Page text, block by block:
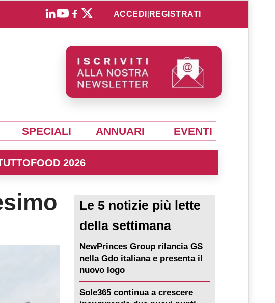
ACCEDI REGISTRATI
SPECIALI ANNUARI EVENTI
2026
Le 5 notizie più lette
della settimana
NewPrinces Group rilancia GS
nella Gdo italiana e presenta il
nuovo logo
Sole365 continua a crescere